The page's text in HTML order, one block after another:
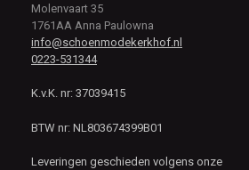
Molenvaart 35
1761AA Anna Paulowna
info@schoenmodekerkhof.nl
0223-531344
K.v.K. nr: 37039415
BTW nr: NL803674399B01
Leveringen geschieden volgens onze